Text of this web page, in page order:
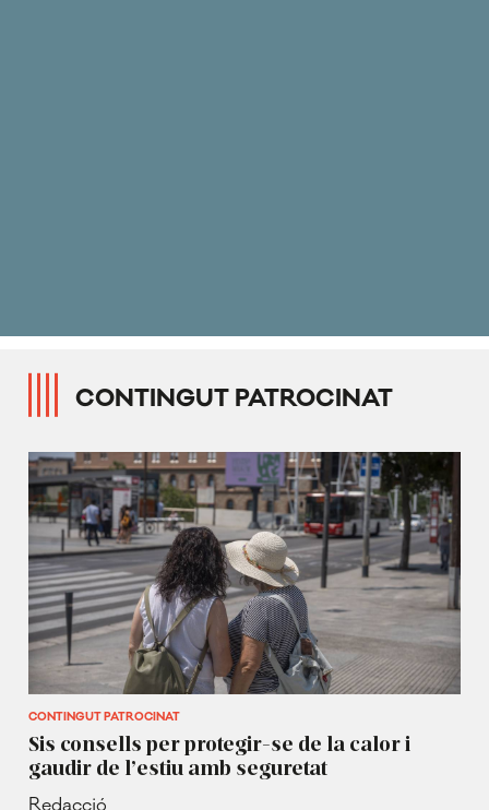
CONTINGUT PATROCINAT
CONTINGUT PATROCINAT
Sis consells per protegir-se de la calor i
gaudir de l’estiu amb seguretat
Redacció